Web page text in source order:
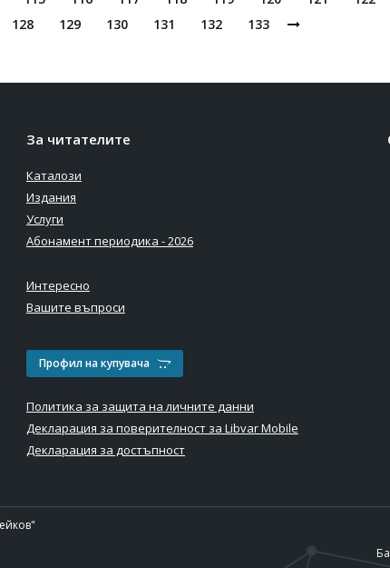
128 129 130 131 132 133
За читателите
Каталози
Издания
Услуги
Абонамент периодика - 2026
Интересно
Вашите въпроси
Профил на купувача
Политика за защита на личните данни
Декларация за поверителност за Libvar Mobile
Декларация за достъпност